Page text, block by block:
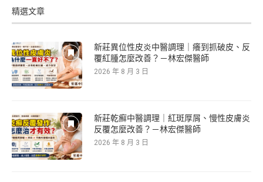
精選文章
新莊異位性皮炎中醫調理｜癢到抓破皮、反
覆紅腫怎麼改善？－林宏傑醫師
2026 年 8 月 3 日
新莊乾癬中醫調理｜紅斑厚屑、慢性皮膚炎
反覆怎麼改善？－林宏傑醫師
2026 年 8 月 3 日